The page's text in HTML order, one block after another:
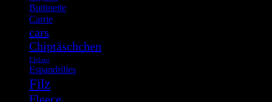
Buttinette
Carrie
cars
Chiptäschchen
Elefant
Espandrilles
Filz
Fleece